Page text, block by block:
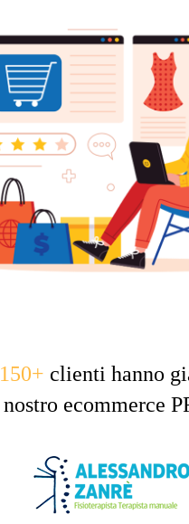
150+ clienti hanno
nostro ecommerce